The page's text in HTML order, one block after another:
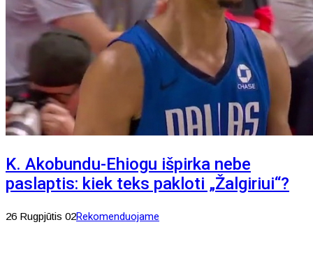
K. Akobundu-Ehiogu išpirka nebe
paslaptis: kiek teks pakloti „Žalgiriui“?
26 Rugpjūtis 02Rekomenduojame